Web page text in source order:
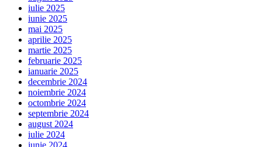
iulie 2025
iunie 2025
mai 2025
aprilie 2025
martie 2025
februarie 2025
ianuarie 2025
decembrie 2024
noiembrie 2024
octombrie 2024
septembrie 2024
august 2024
iulie 2024
iunie 2024